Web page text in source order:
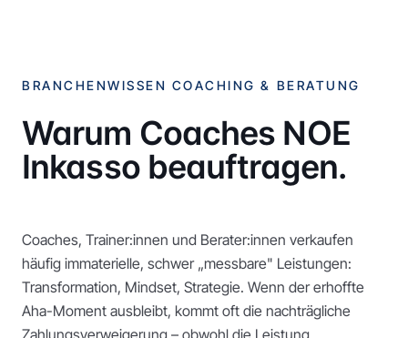
BRANCHENWISSEN COACHING & BERATUNG
Warum Coaches NOE
Inkasso beauftragen.
Coaches, Trainer:innen und Berater:innen verkaufen
häufig immaterielle, schwer „messbare" Leistungen:
Transformation, Mindset, Strategie. Wenn der erhoffte
Aha-Moment ausbleibt, kommt oft die nachträgliche
Zahlungsverweigerung – obwohl die Leistung